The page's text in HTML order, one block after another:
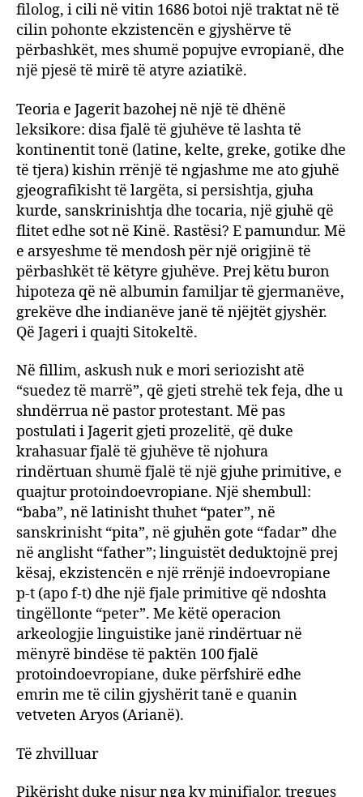
filolog, i cili në vitin 1686 botoi një traktat në të
cilin pohonte ekzistencën e gjyshërve të
përbashkët, mes shumë popujve evropianë, dhe
një pjesë të mirë të atyre aziatikë.
Teoria e Jagerit bazohej në një të dhënë
leksikore: disa fjalë të gjuhëve të lashta të
kontinentit tonë (latine, kelte, greke, gotike dhe
të tjera) kishin rrënjë të ngjashme me ato gjuhë
gjeografikisht të largëta, si persishtja, gjuha
kurde, sanskrinishtja dhe tocaria, një gjuhë që
flitet edhe sot në Kinë. Rastësi? E pamundur. Më
e arsyeshme të mendosh për një origjinë të
përbashkët të këtyre gjuhëve. Prej këtu buron
hipoteza që në albumin familjar të gjermanëve,
grekëve dhe indianëve janë të njëjtët gjyshër.
Që Jageri i quajti Sitokeltë.
Në fillim, askush nuk e mori seriozisht atë
“suedez të marrë”, që gjeti strehë tek feja, dhe u
shndërrua në pastor protestant. Më pas
postulati i Jagerit gjeti prozelitë, që duke
krahasuar fjalë të gjuhëve të njohura
rindërtuan shumë fjalë të një gjuhe primitive, e
quajtur protoindoevropiane. Një shembull:
“baba”, në latinisht thuhet “pater”, në
sanskrinisht “pita”, në gjuhën gote “fadar” dhe
në anglisht “father”; linguistët deduktojnë prej
kësaj, ekzistencën e një rrënjë indoevropiane
p-t (apo f-t) dhe një fjale primitive që ndoshta
tingëllonte “peter”. Me këtë operacion
arkeologjie linguistike janë rindërtuar në
mënyrë bindëse të paktën 100 fjalë
protoindoevropiane, duke përfshirë edhe
emrin me të cilin gjyshërit tanë e quanin
vetveten Aryos (Arianë).
Të zhvilluar
Pikërisht duke nisur nga ky minifjalor, tregues